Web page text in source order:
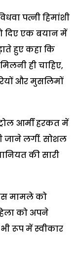
पत्नी हिमांशी
दिए एक बयान में
हुए कहा कि
ही चाहिए,
और मुसलिमों
आर्मी हरकत में
जाने लगीं. सोशल
की सारी
मामले को
को अपने
रूप में स्वीकार